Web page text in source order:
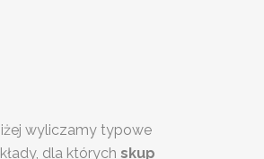
wyliczamy typowe
dla których skup